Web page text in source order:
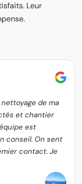
Leur
de ma
et chantier
est
conseil. On sent
contact. Je